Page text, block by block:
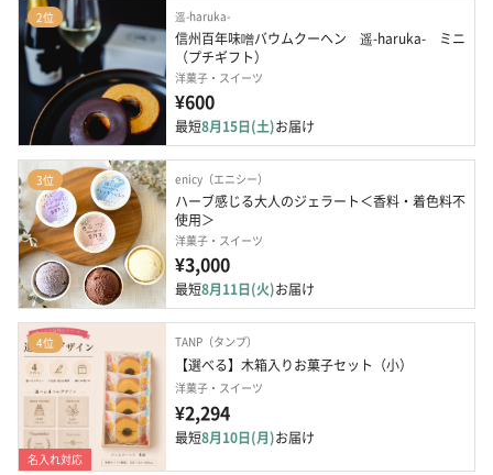
2位 遥-haruka-
信州百年味噌バウムクーヘン　遥-haruka-　ミニ
（プチギフト）
洋菓子・スイーツ
¥600
最短8月15日(土)お届け
3位 enicy（エニシー）
ハーブ感じる大人のジェラート＜香料・着色料不
使用＞
洋菓子・スイーツ
¥3,000
最短8月11日(火)お届け
4位
名入れ対応
TANP（タンプ）
【選べる】木箱入りお菓子セット（小）
洋菓子・スイーツ
¥2,294
最短8月10日(月)お届け